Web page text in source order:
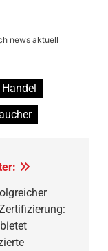
news aktuell
Handel